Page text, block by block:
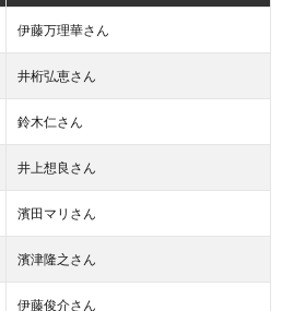
伊藤万理華さん
井桁弘恵さん
鈴木仁さん
井上想良さん
濱田マリさん
濱津隆之さん
伊藤俊介さん